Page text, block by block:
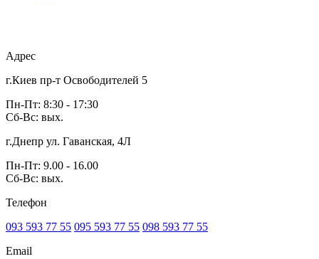
Адрес
г.Киев пр-т Освободителей 5
Пн-Пт: 8:30 - 17:30
Сб-Вс: вых.
г.Днепр ул. Гаванская, 4Л
Пн-Пт: 9.00 - 16.00
Сб-Вс: вых.
Телефон
093 593 77 55 095 593 77 55 098 593 77 55
Email